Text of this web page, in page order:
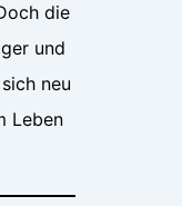
die
und
neu
Leben